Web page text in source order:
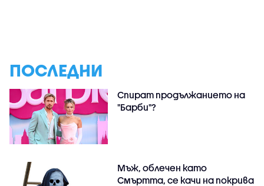
ПОСЛЕДНИ
Спират продължанието на
"Барби"?
Мъж, облечен като
Смъртта, се качи на покрива